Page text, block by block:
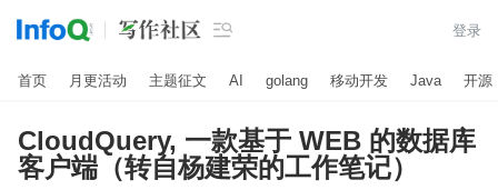
 登录
首页 月更活动 主题征文 AI golang 移动开发 Java 开源
CloudQuery, 一款基于 WEB 的数据库
客户端（转自杨建荣的工作笔记）